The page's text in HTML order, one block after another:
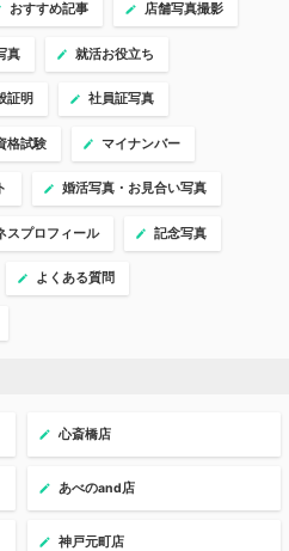
おすすめ記事 店舗写真撮影
真 就活お役立ち
証明 社員証写真
格試験 マイナンバー
婚活写真・お見合い写真
スプロフィール 記念写真
よくある質問
心斎橋店
あべのand店
神戸元町店